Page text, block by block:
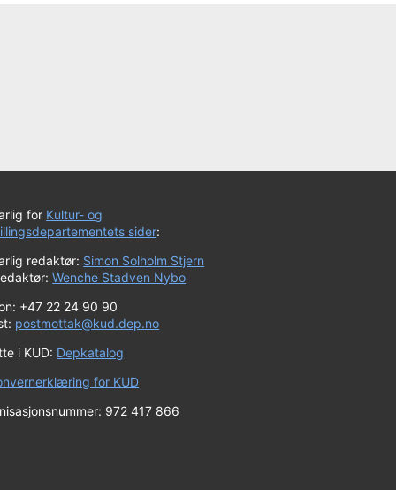
for Kultur- og
sider:
redaktør: Simon Solholm Stjern
Wenche Stadven Nybo
+47 22 24 90 90
postmottak@kud.dep.no
i KUD: Depkatalog
for KUD
972 417 866